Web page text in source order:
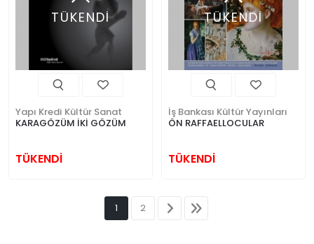
TÜKENDİ
Yapı Kredi Kültür Sanat
KARAGÖZÜM İKİ GÖZÜM
TÜKENDİ
TÜKENDİ
İş Bankası Kültür Yayınları
ÖN RAFFAELLOCULAR
TÜKENDİ
1 2